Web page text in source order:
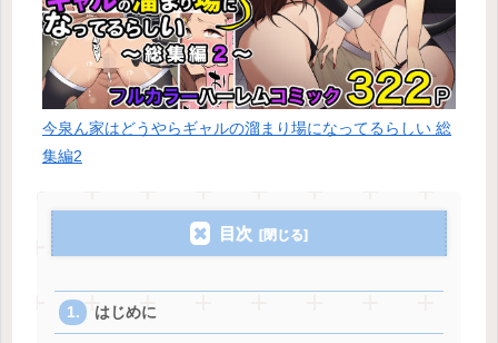
今泉ん家はどうやらギャルの溜まり場になってるらしい 総
集編2
目次
はじめに